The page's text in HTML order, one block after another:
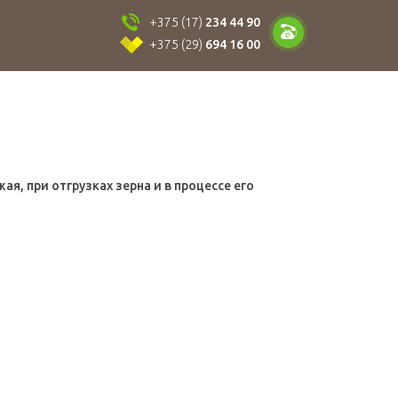
+375 (17) 234 44 90
+375 (29) 694 16 00
при отгрузках зерна и в процессе его